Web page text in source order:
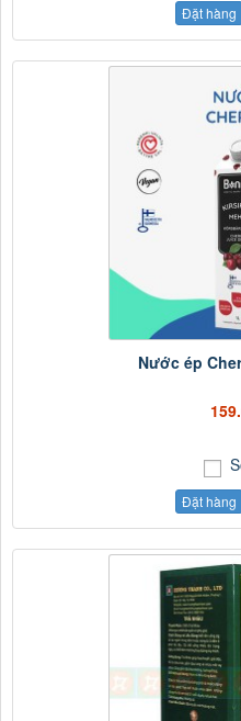
Đặt hàng
Nước ép
Đặt hàng